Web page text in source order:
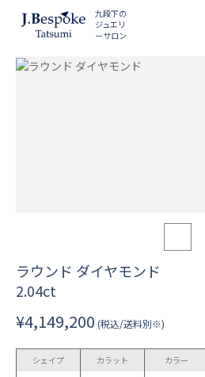
九段下の
ジュエリ
ーサロン
ラウンド ダイヤモンド
2.04ct
¥4,149,200 (税込/送料別※)
シェイプ カラット カラー